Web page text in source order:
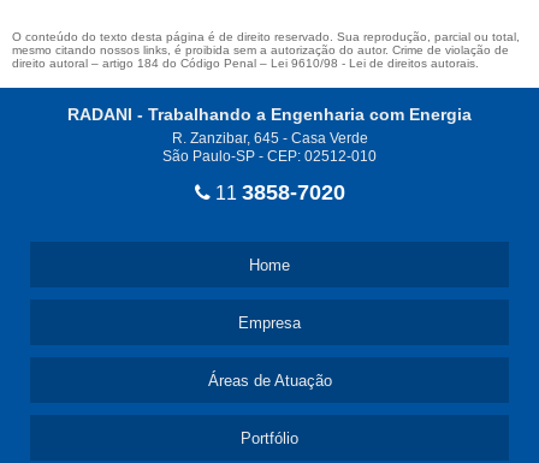
O conteúdo do texto desta página é de direito reservado. Sua reprodução, parcial ou total,
mesmo citando nossos links, é proibida sem a autorização do autor. Crime de violação de
direito autoral – artigo 184 do Código Penal – Lei 9610/98 - Lei de direitos autorais
RADANI - Trabalhando a Engenharia com Energia
R. Zanzibar, 645 - Casa Verde
São Paulo-SP - CEP: 02512-010
11 3858-7020
Home
Empresa
Áreas de Atuação
Portfólio